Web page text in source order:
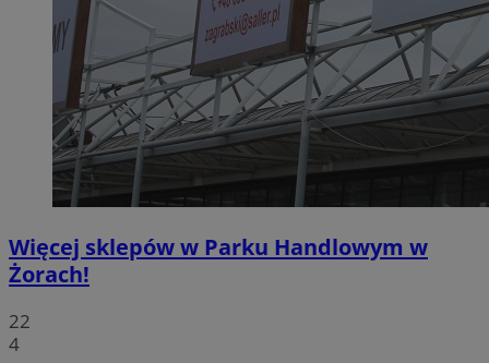
Więcej sklepów w Parku Handlowym w
Żorach!
22
4